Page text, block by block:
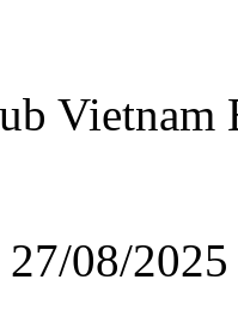
Vietnam
08/2025